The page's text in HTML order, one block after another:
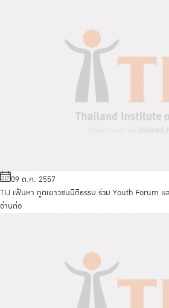
09 ต.ค. 2557
TIJ เฟ้นหา ทูตเยาวชนนิติธรรม ร่วม Youth Forum แ
อ่านต่อ